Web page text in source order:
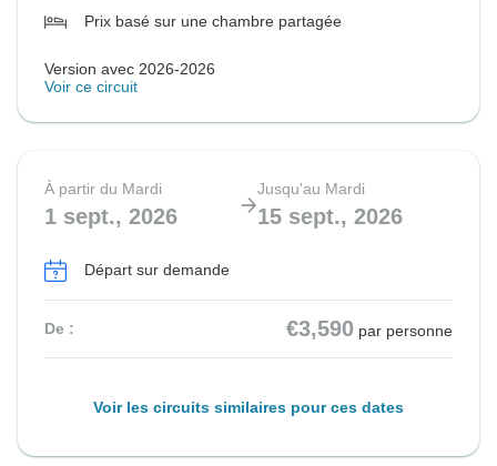
Prix basé sur une chambre partagée
Version avec 2026-2026
Voir ce circuit
À partir du Mardi
1 sept., 2026
Jusqu'au Mardi
15 sept., 2026
Départ sur demande
De : €3,590 par personne
Voir les circuits similaires pour ces dates